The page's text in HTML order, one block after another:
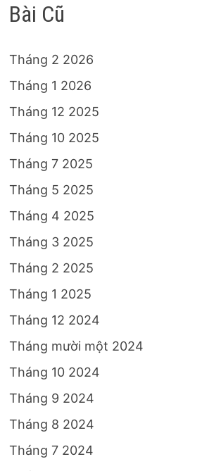
Bài Cũ
Tháng 2 2026
Tháng 1 2026
Tháng 12 2025
Tháng 10 2025
Tháng 7 2025
Tháng 5 2025
Tháng 4 2025
Tháng 3 2025
Tháng 2 2025
Tháng 1 2025
Tháng 12 2024
Tháng mười một 2024
Tháng 10 2024
Tháng 9 2024
Tháng 8 2024
Tháng 7 2024